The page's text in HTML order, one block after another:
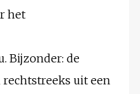
het
Bijzonder: de
uit een